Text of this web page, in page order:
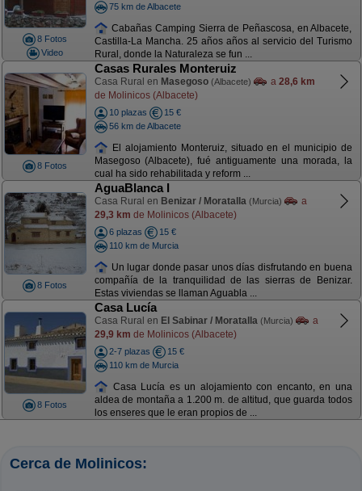
8 Fotos
Video
75 km de Albacete
Cabañas Camping Sierra de Peñascosa, en Albacete,
Castilla-La Mancha. 25 años años al servicio del Turismo
Rural, donde la Naturaleza se fun ...
8 Fotos
Casas Rurales Monteruiz
Casa Rural en Masegoso (Albacete) a 28,6 km
de Molinicos (Albacete)
10 plazas
15 €
56 km de Albacete
El alojamiento Monteruiz, situado en el municipio de
Masegoso (Albacete), fué antiguamente una morada, la
cual ha sido rehabilitada y reform ...
8 Fotos
AguaBlanca I
Casa Rural en Benizar / Moratalla (Murcia)
a
29,3 km de Molinicos (Albacete)
6 plazas
15 €
110 km de Murcia
Un lugar donde pasar unos días disfrutando en buena
compañía de la tranquilidad de las sierras de Benizar.
Estas viviendas se llaman Aguabla ...
8 Fotos
Casa Lucía
Casa Rural en El Sabinar / Moratalla (Murcia)
a
29,9 km de Molinicos (Albacete)
2-7 plazas
15 €
110 km de Murcia
Casa Lucía es un alojamiento con encanto, en una
aldea de montaña a 1.200 m. de altitud, que guarda todos
los enseres que le eran propios de ...
Cerca de Molinicos: